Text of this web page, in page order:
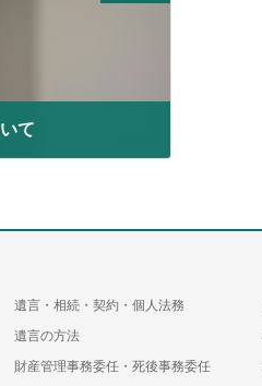
て
遺言・相続・契約・個人法務
遺言の方法
財産管理事務委任・死後事務委任